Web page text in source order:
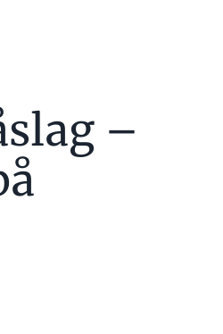
om hur man vinner
avstånd till
–